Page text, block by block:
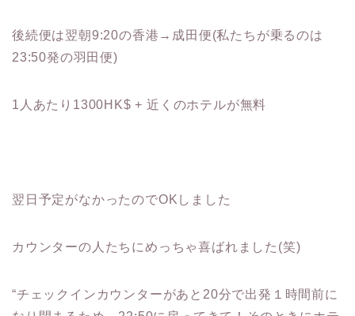
後続便は翌朝9:20の香港→成田便(私たちが乗るのは
23:50発の羽田便)
1人あたり1300HK$ + 近くのホテルが無料
翌日予定がなかったのでOKしました
カウンターの人たちにめっちゃ喜ばれました(笑)
“チェックインカウンターがあと20分で出発１時間前に